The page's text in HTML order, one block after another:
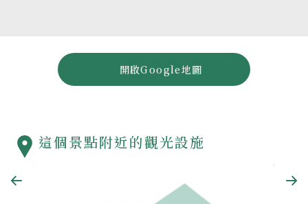
開啟Google地圖
這個景點附近的觀光設施